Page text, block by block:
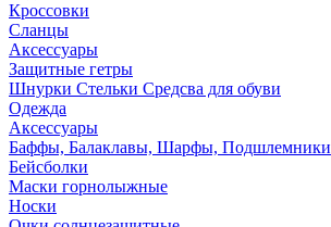
Кроссовки
Сланцы
Аксессуары
Защитные гетры
Шнурки Стельки Средсва для обуви
Одежда
Аксессуары
Баффы, Балаклавы, Шарфы, Подшлемники
Бейсболки
Маски горнолыжные
Носки